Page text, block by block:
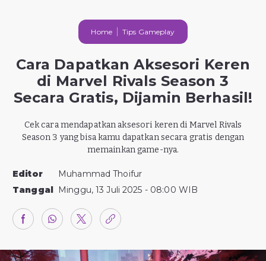
Home Tips Gameplay
Cara Dapatkan Aksesori Keren
di Marvel Rivals Season 3
Secara Gratis, Dijamin Berhasil!
Cek cara mendapatkan aksesori keren di Marvel Rivals
Season 3 yang bisa kamu dapatkan secara gratis dengan
memainkan game-nya.
Editor
Muhammad Thoifur
Tanggal Minggu, 13 Juli 2025 - 08:00 WIB